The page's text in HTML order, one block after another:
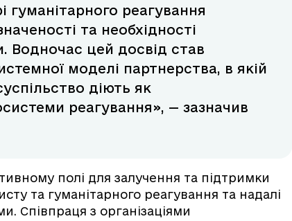
реагування
та необхідності
Водночас цей досвід став
моделі партнерства, в якій
діють як
реагування», — зазначив
полі для залучення та підтримки
та гуманітарного реагування та надалі
Співпраця з організаціями